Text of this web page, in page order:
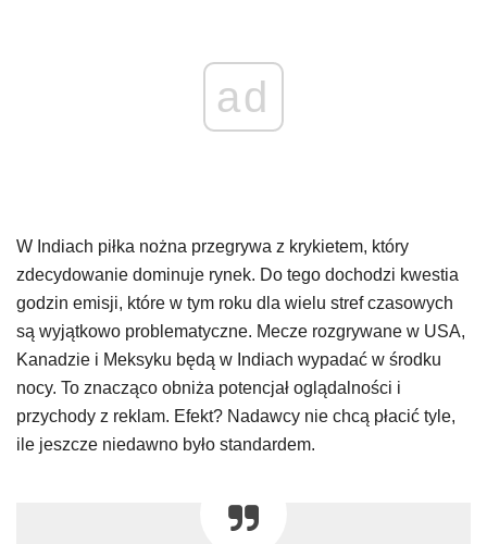
ad
W Indiach piłka nożna przegrywa z krykietem, który
zdecydowanie dominuje rynek. Do tego dochodzi kwestia
godzin emisji, które w tym roku dla wielu stref czasowych
są wyjątkowo problematyczne. Mecze rozgrywane w USA,
Kanadzie i Meksyku będą w Indiach wypadać w środku
nocy. To znacząco obniża potencjał oglądalności i
przychody z reklam. Efekt? Nadawcy nie chcą płacić tyle,
ile jeszcze niedawno było standardem.